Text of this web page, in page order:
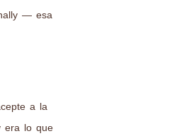
— esa
a la
era lo que